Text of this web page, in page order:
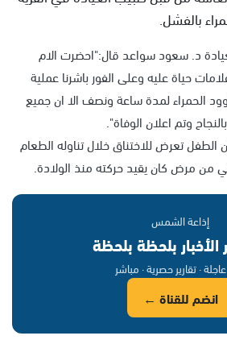
بالفشل.
د. سعود سواعد قال:"احضرت الام
حياة عليه وعلى الفور باشرنا عملية
الحمراء لمدة ساعة ونصف الا ان جميع
وتم اعلان الوفاة".
الطفل تعرض للاختناق خلال تناوله الطعام
من مرض كان يقيد حركته منذ الولادة.
إذاعة الشمس
الأخبار بلحظة بلحظة
عاجلة · تقارير حصرية · مباشر
انضم للقناة ←